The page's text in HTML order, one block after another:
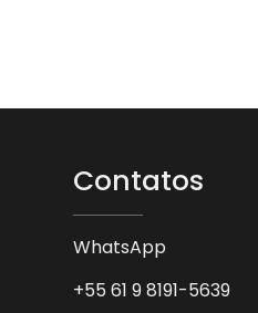
Contatos
WhatsApp
+55 61 9 8191-5639